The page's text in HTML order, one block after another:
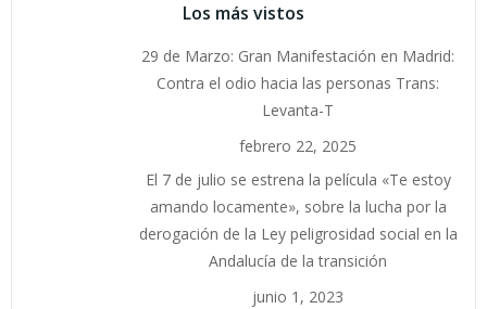
Los más vistos
29 de Marzo: Gran Manifestación en Madrid:
Contra el odio hacia las personas Trans:
Levanta-T
febrero 22, 2025
El 7 de julio se estrena la película «Te estoy
amando locamente», sobre la lucha por la
derogación de la Ley peligrosidad social en la
Andalucía de la transición
junio 1, 2023